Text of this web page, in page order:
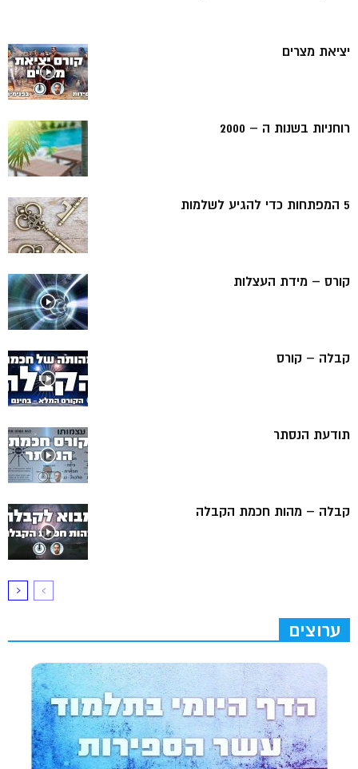
יציאת מצרים
רוחניות בשנות ה – 2000
5 המפתחות כדי להגיע לשלמות
קורס – מידת העצלות
קבלה – קורס
תודעת הנסתר
קבלה – מהות חכמת הקבלה
ערוצים